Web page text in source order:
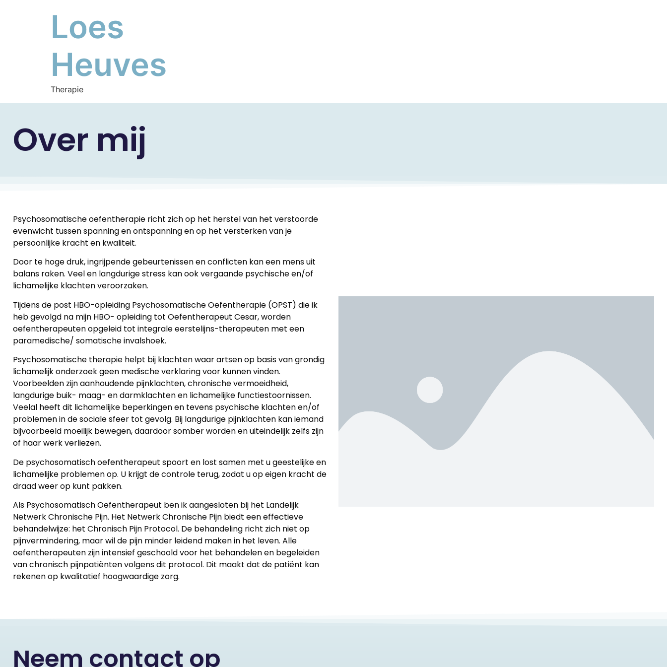
Loes
Heuves
Therapie
Over mij
Psychosomatische oefentherapie richt zich op het herstel van het verstoorde
evenwicht tussen spanning en ontspanning en op het versterken van je
persoonlijke kracht en kwaliteit.
Door te hoge druk, ingrijpende gebeurtenissen en conflicten kan een mens uit
balans raken. Veel en langdurige stress kan ook vergaande psychische en/of
lichamelijke klachten veroorzaken.
Tijdens de post HBO-opleiding Psychosomatische Oefentherapie (OPST) die ik
heb gevolgd na mijn HBO- opleiding tot Oefentherapeut Cesar, worden
oefentherapeuten opgeleid tot integrale eerstelijns-therapeuten met een
paramedische/ somatische invalshoek.
Psychosomatische therapie helpt bij klachten waar artsen op basis van grondig
lichamelijk onderzoek geen medische verklaring voor kunnen vinden.
Voorbeelden zijn aanhoudende pijnklachten, chronische vermoeidheid,
langdurige buik- maag- en darmklachten en lichamelijke functiestoornissen.
Veelal heeft dit lichamelijke beperkingen en tevens psychische klachten en/of
problemen in de sociale sfeer tot gevolg. Bij langdurige pijnklachten kan iemand
bijvoorbeeld moeilijk bewegen, daardoor somber worden en uiteindelijk zelfs zijn
of haar werk verliezen.
De psychosomatisch oefentherapeut spoort en lost samen met u geestelijke en
lichamelijke problemen op. U krijgt de controle terug, zodat u op eigen kracht de
draad weer op kunt pakken.
Als Psychosomatisch Oefentherapeut ben ik aangesloten bij het Landelijk
Netwerk Chronische Pijn. Het Netwerk Chronische Pijn biedt een effectieve
behandelwijze: het Chronisch Pijn Protocol. De behandeling richt zich niet op
pijnvermindering, maar wil de pijn minder leidend maken in het leven. Alle
oefentherapeuten zijn intensief geschoold voor het behandelen en begeleiden
van chronisch pijnpatiënten volgens dit protocol. Dit maakt dat de patiënt kan
rekenen op kwalitatief hoogwaardige zorg.
Neem contact op